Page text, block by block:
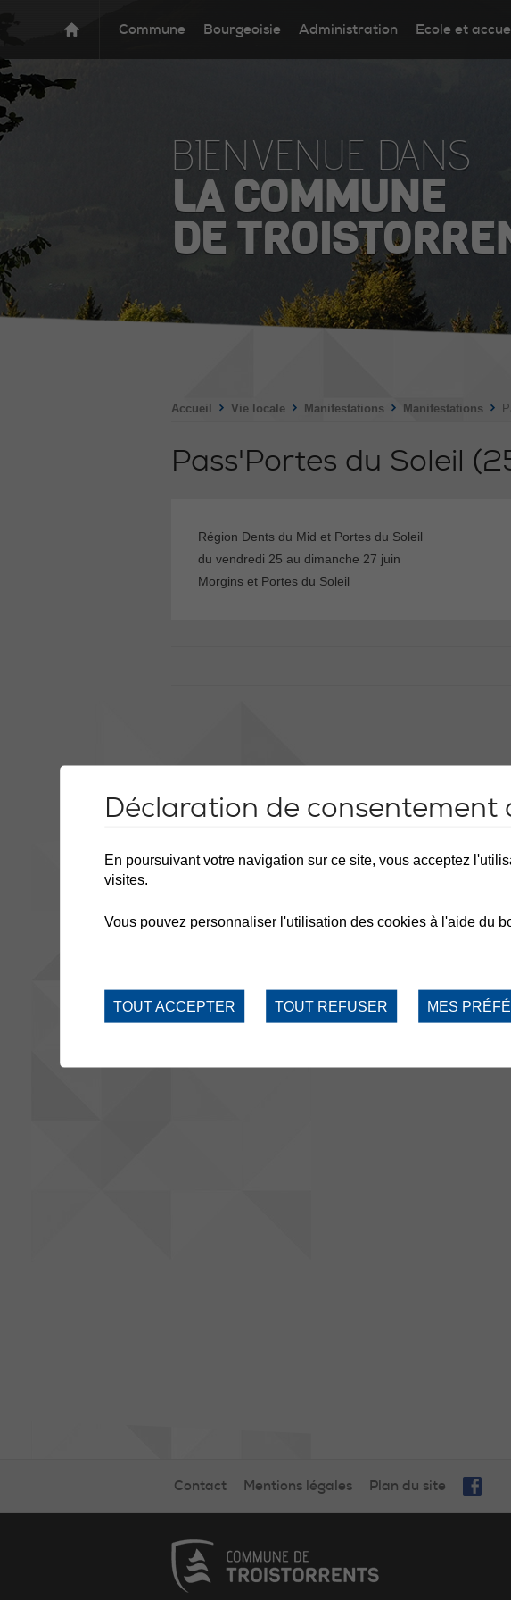
Commune Bourgeoisie Administration Ecole et
BIENVENUE DANS
LA COMMUNE
DE
Accueil > Vie locale > Manifestations > Manifestations >
Pass'Portes du Soleil
Région Dents du Mid et Portes du Soleil
du vendredi 25 au dimanche 27 juin
Morgins et Portes du Soleil
Contact Mentions légales Plan du site
Déclaration de consentement
En poursuivant votre navigation sur ce site, vous acceptez
visites.
Vous pouvez personnaliser l'utilisation des cookies à l'aide du
TOUT ACCEPTER TOUT REFUSER MES